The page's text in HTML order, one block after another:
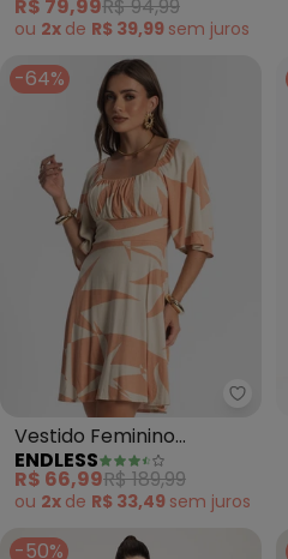
R$ 79,99R$ 94,99
ou 2x de R$ 39,99 sem juros
-64%
Vestido Feminino
Estampado (Marrom)
ENDLESS
R$ 66,99R$ 189,99
ou 2x de R$ 33,49 sem juros
-50%